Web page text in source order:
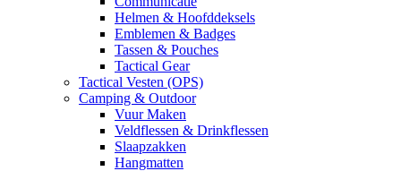
Helmen & Hoofddeksels
Emblemen & Badges
Tassen & Pouches
Tactical Gear
Tactical Vesten (OPS)
Camping & Outdoor
Vuur Maken
Veldflessen & Drinkflessen
Slaapzakken
Hangmatten